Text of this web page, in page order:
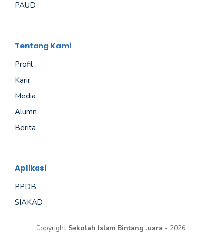
PAUD
Tentang Kami
Profil
Karir
Media
Alumni
Berita
Aplikasi
PPDB
SIAKAD
Copyright Sekolah Islam Bintang Juara - 2026